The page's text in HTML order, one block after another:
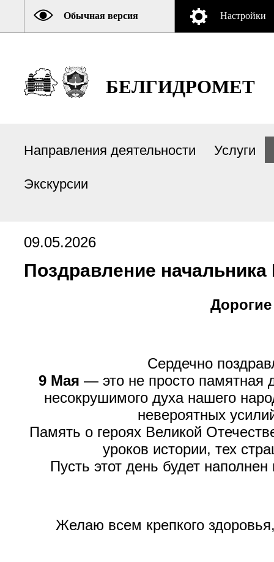
Обычная версия Настройки
БЕЛГИДРОМЕТ
Направления деятельности Услуги
Экскурсии
09.05.2026
Поздравление
Сердечно
9 Мая — это не просто памятная
несокрушимого духа нашего
невероятных
Память о героях Великой
уроков истории, тех
Пусть этот день будет
Желаю всем крепкого